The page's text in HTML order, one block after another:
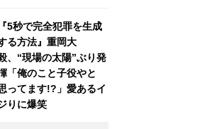
『5秒で完全犯罪を生成
る方法』重岡大
、“現場の太陽”ぶり発
「俺のこと子役やと
ってます!?」愛あるイ
りに爆笑